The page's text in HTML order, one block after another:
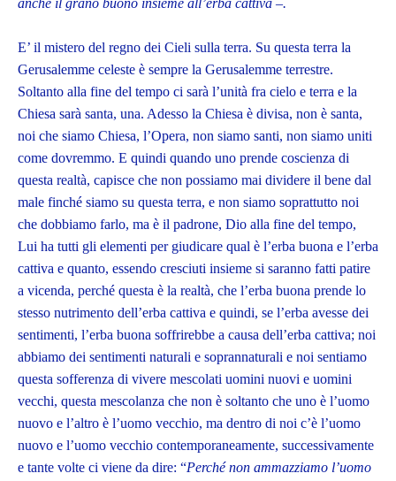
anche il grano buono insieme all’erba cattiva –.
E’ il mistero del regno dei Cieli sulla terra. Su questa terra la
Gerusalemme celeste è sempre la Gerusalemme terrestre.
Soltanto alla fine del tempo ci sarà l’unità fra cielo e terra e la
Chiesa sarà santa, una. Adesso la Chiesa è divisa, non è santa,
noi che siamo Chiesa, l’Opera, non siamo santi, non siamo uniti
come dovremmo. E quindi quando uno prende coscienza di
questa realtà, capisce che non possiamo mai dividere il bene dal
male finché siamo su questa terra, e non siamo soprattutto noi
che dobbiamo farlo, ma è il padrone, Dio alla fine del tempo,
Lui ha tutti gli elementi per giudicare qual è l’erba buona e l’erba
cattiva e quanto, essendo cresciuti insieme si saranno fatti patire
a vicenda, perché questa è la realtà, che l’erba buona prende lo
stesso nutrimento dell’erba cattiva e quindi, se l’erba avesse dei
sentimenti, l’erba buona soffrirebbe a causa dell’erba cattiva; noi
abbiamo dei sentimenti naturali e soprannaturali e noi sentiamo
questa sofferenza di vivere mescolati uomini nuovi e uomini
vecchi, questa mescolanza che non è soltanto che uno è l’uomo
nuovo e l’altro è l’uomo vecchio, ma dentro di noi c’è l’uomo
nuovo e l’uomo vecchio contemporaneamente, successivamente
e tante volte ci viene da dire: “Perché non ammazziamo l’uomo